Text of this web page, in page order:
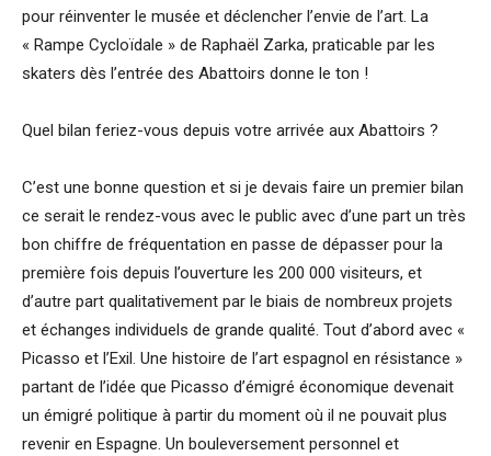
pour réinventer le musée et déclencher l’envie de l’art. La
« Rampe Cycloïdale » de Raphaël Zarka, praticable par les
skaters dès l’entrée des Abattoirs donne le ton !
Quel bilan feriez-vous depuis votre arrivée aux Abattoirs ?
C’est une bonne question et si je devais faire un premier bilan
ce serait le rendez-vous avec le public avec d’une part un très
bon chiffre de fréquentation en passe de dépasser pour la
première fois depuis l’ouverture les 200 000 visiteurs, et
d’autre part qualitativement par le biais de nombreux projets
et échanges individuels de grande qualité. Tout d’abord avec «
Picasso et l’Exil. Une histoire de l’art espagnol en résistance »
partant de l’idée que Picasso d’émigré économique devenait
un émigré politique à partir du moment où il ne pouvait plus
revenir en Espagne. Un bouleversement personnel et